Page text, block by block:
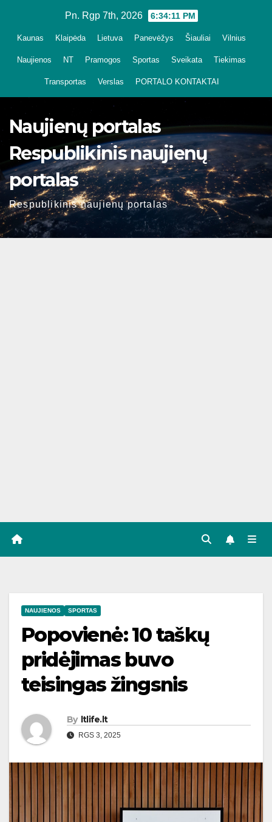
Pn. Rgp 7th, 2026 6:34:12 PM
Kaunas Klaipėda Lietuva Panevėžys Šiauliai Vilnius
Naujienos NT Pramogos Sportas Sveikata Tiekimas
Transportas Verslas PORTALO KONTAKTAI
Naujienų portalas
Respublikinis naujienų
portalas
Respublikinis naujienų portalas
NAUJIENOS SPORTAS
Popovienė: 10 taškų
pridėjimas buvo
teisingas žingsnis
By ltlife.lt
RGS 3, 2025